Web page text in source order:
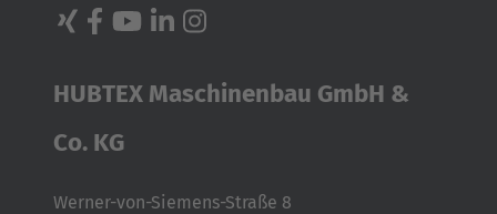
Australia
English
HUBTEX Maschinenbau GmbH &
Co. KG
Werner-von-Siemens-Straße 8